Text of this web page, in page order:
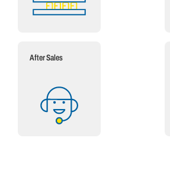
After Sales